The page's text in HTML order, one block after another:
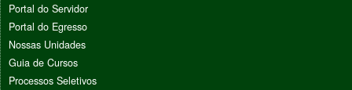
Portal do Servidor
Portal do Egresso
Nossas Unidades
Guia de Cursos
Processos Seletivos